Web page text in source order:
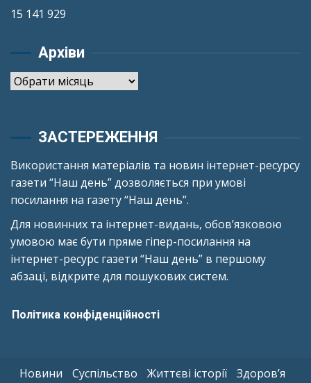
15 141 929
Архіви
Архіви
ЗАСТЕРЕЖЕННЯ
Використання матеріалів та новин інтернет-ресурсу
газети “Наш день” дозволяється при умові
посилання на газету “Наш день”.
Для новинних та інтернет-видань, обов’язковою
умовою має бути пряме гіпер-посилання на
інтернет-ресурс газети “Наш день” в першому
абзаці, відкрите для пошукових систем.
Політика конфіденційності
Новини Суспільство Життєві історії Здоров’я